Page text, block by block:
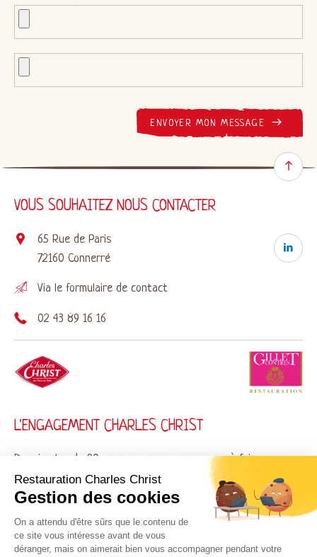
ENVOYER MON MESSAGE
VOUS SOUHAITEZ NOUS CONTACTER
65 Rue de Paris
72160 Connerré
Via le formulaire de contact
02 43 89 16 16
L'ENGAGEMENT CHARLES CHRIST
Depuis plus de 90 ans nous nous engageons à faire
de vos repas un moment de partage et de
gourmandise avec des plats préparés français de
qualité concoctés en Sarthe.
Restauration Charles Christ
Gestion des cookies
On a attendu d'être sûrs que le contenu de
ce site vous intéresse avant de vous
déranger, mais on aimerait bien vous accompagner pendant votre